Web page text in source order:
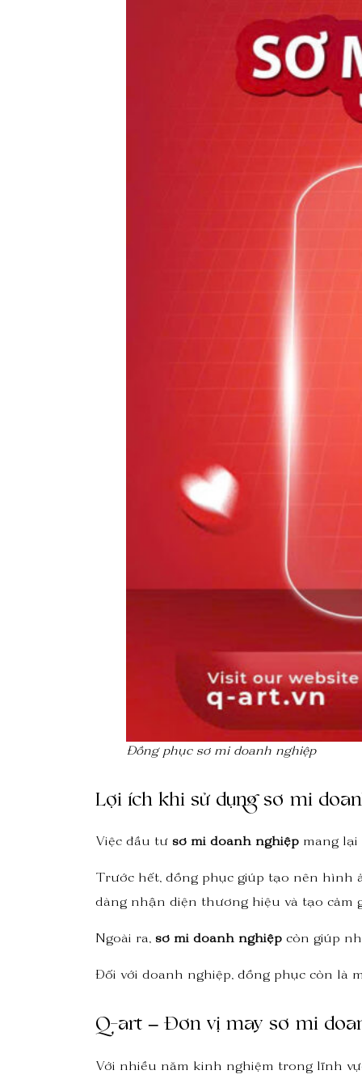
Đồng phục sơ mi doanh nghiệp
Lợi ích khi sử dụng sơ mi
Việc đầu tưsơ mi doanh nghiệpmang
Trước hết, đồng phục giúp tạo nên
dàng nhận diện thương hiệu và tạo
Ngoài ra,sơ mi doanh nghiệpcòn giúp
Đối với doanh nghiệp, đồng phục còn
Q-art – Đơn vị may sơ mi
Với nhiều năm kinh nghiệm trong lĩnh